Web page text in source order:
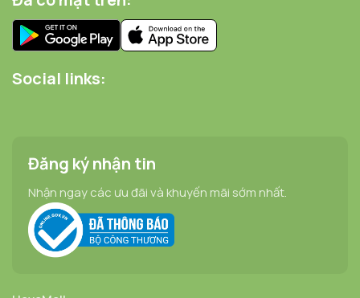
Social links:
Đăng ký nhận tin
Nhận ngay các ưu đãi và khuyến mãi sớm nhất.